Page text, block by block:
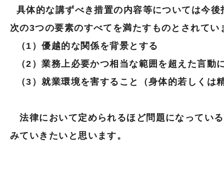
具体的な講ずべき措置の内容等については今
次の3つの要素のすべてを満たすものとされて
（1）優越的な関係を背景とする
（2）業務上必要かつ相当な範囲を超えた言動
（3）就業環境を害すること（身体的若しくは
法律において定められるほど問題になってい
みていきたいと思います。